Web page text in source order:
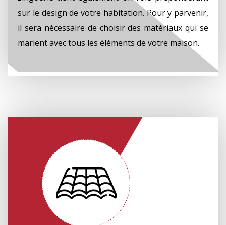
sur le design de votre habitation. Pour y parvenir,
il sera nécessaire de choisir des matériaux qui se
marient avec tous les éléments de votre maison.